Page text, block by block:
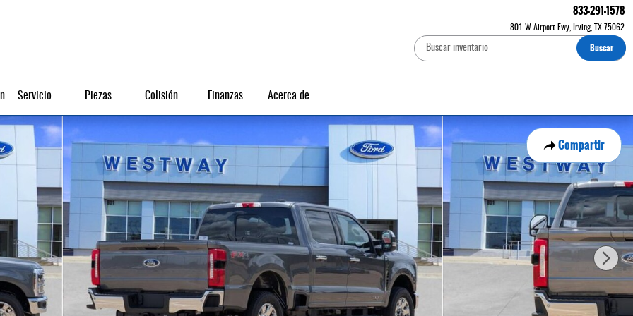
801 W Airport Fwy Irving, TX 75062
833-291-1578
Buscar
Servicio Piezas Colisión Finanzas Acerca de
Compartir